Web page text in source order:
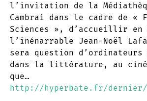
l’invitation de la
Cambrai dans le cadre de «
Sciences », d’accueillir en
l’inénarrable Jean-Noël
sera question d’ordinateurs
dans la littérature, au
que…
http://hyperbate.fr/dernier/